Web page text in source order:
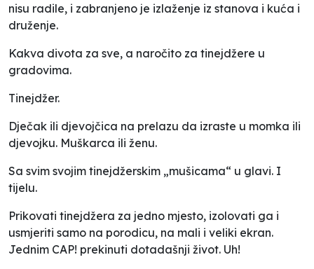
nisu radile, i zabranjeno je izlaženje iz stanova i kuća i
druženje.
Kakva divota za sve, a naročito za tinejdžere u
gradovima.
Tinejdžer.
Dječak ili djevojčica na prelazu da izraste u momka ili
djevojku. Muškarca ili ženu.
Sa svim svojim tinejdžerskim „mušicama“ u glavi. I
tijelu.
Prikovati tinejdžera za jedno mjesto, izolovati ga i
usmjeriti samo na porodicu, na mali i veliki ekran.
Jednim CAP! prekinuti dotadašnji život. Uh!